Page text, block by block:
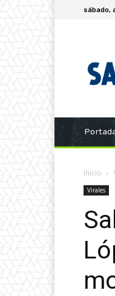
sábado,
Inicio
Virales